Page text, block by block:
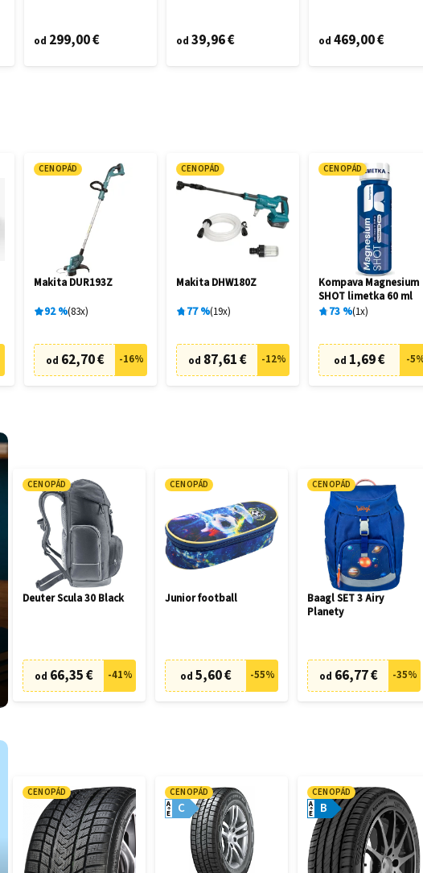
od 299,00 € od 39,96 € od 469,00 €
CENOPÁD
Makita DUR193Z
92% 83x
od 62,70 € -16%
CENOPÁD
Makita DHW180Z
77% 19x
od 87,61 € -12%
CENOPÁD
Kompava Magnesium
SHOT limetka 60 ml
73 % 1x
od 1,69 € -5
CENOPÁD
Deuter Scula 30 Black
od 66,35 € -41%
CENOPÁD
Junior football
od 5,60 € -55%
CENOPÁD
Baagl SET 3 Airy
Planety
od 66,77 € -35%
CENOPÁD CENOPÁD
C
A
E
CENOPÁD
B
A
E